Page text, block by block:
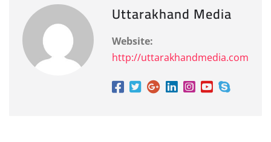
Uttarakhand Media
Website:
http://uttarakhandmedia.com